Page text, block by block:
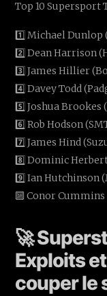
Top 10 Supersport
1️⃣ Michael Dunlop
2️⃣ Dean Harrison
3️⃣ James Hillier
4️⃣ Davey Todd
5️⃣ Joshua Brookes
6️⃣ Rob Hodson
7️⃣ James Hind
8️⃣ Dominic
9️⃣ Ian Hutchinson
🔟 Conor
🚀
Exploits
couper le